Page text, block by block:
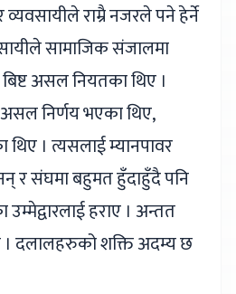
राम्रै नजरले पने हेर्ने
सामाजिक संजालमा
असल नियतका थिए ।
निर्णय भएका थिए,
थिए । त्यसलाई म्यानपावर
र संघमा बहुमत हुँदाहुँदै पनि
हराए । अन्तत
। दलालहरुको शक्ति अदम्य छ